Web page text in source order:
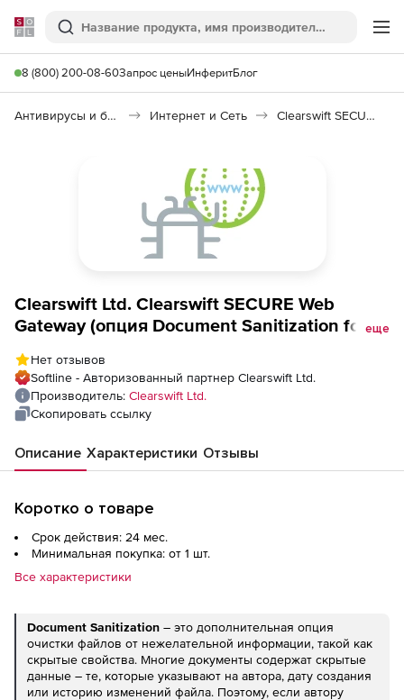
Softline
Поиск
8 (800) 200-08-60Запрос ценыИнферитБлог
Антивирусы и безопасность Интернет и Сеть Clearswift SECURE Web Gateway
Clearswift Ltd. Clearswift SECURE Web
Gateway (опция Document Sanitization for
- Band B
еще
Нет отзывов
Softline - Авторизованный партнер Clearswift Ltd.
Производитель: Clearswift Ltd.
Скопировать ссылку
Описание Характеристики Отзывы
Коротко о товаре
Срок действия: 24 мес.
Минимальная покупка: от 1 шт.
Все характеристики
Document Sanitization – это дополнительная опция
очистки файлов от нежелательной информации, такой как
скрытые свойства. Многие документы содержат скрытые
данные – те, которые указывают на автора, дату создания
или историю изменений файла. Поэтому, если автору